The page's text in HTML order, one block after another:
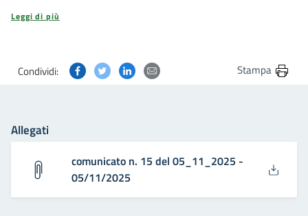
Leggi di più
Condividi: Condividi questa pagina su Facebook
Condividi questa pagina su Twitter
Condividi questa pagina su Linkedin
Condividi questa pagina via
Stampa
Allegati
comunicato n. 15 del 05_11_2025 -
05/11/2025